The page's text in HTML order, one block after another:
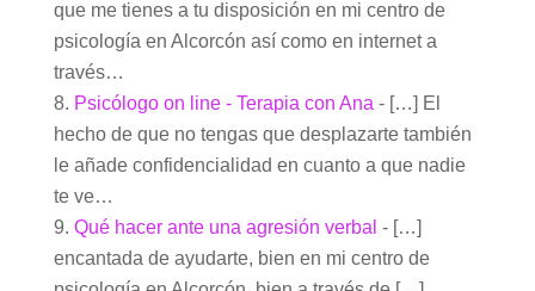
que me tienes a tu disposición en mi centro de
psicología en Alcorcón así como en internet a
través…
Psicólogo on line - Terapia con Ana - […] El
hecho de que no tengas que desplazarte también
le añade confidencialidad en cuanto a que nadie
te ve…
Qué hacer ante una agresión verbal - […]
encantada de ayudarte, bien en mi centro de